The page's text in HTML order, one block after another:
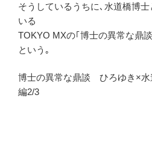
そうしているうちに､水道橋博
いる
TOKYO MXの｢博士の異常な鼎
という｡
博士の異常な鼎談 ひろゆき×
編2/3